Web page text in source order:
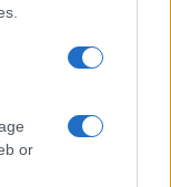
or
tensioni tra